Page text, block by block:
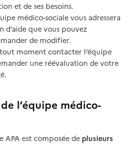
et de ses besoins.
médico-sociale vous adressera
que vous pouvez
de modifier.
moment contacter l’équipe
une réévaluation de votre
l’équipe médico-
APA est composée de plusieurs